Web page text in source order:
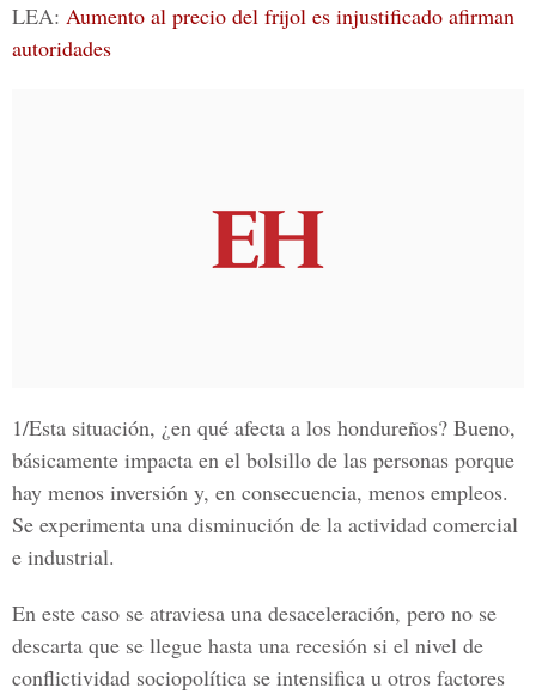
LEA: Aumento al precio del frijol es injustificado afirman
autoridades
1/Esta situación, ¿en qué afecta a los hondureños? Bueno,
básicamente impacta en el bolsillo de las personas porque
hay menos inversión y, en consecuencia, menos empleos.
Se experimenta una disminución de la actividad comercial
e industrial.
En este caso se atraviesa una desaceleración, pero no se
descarta que se llegue hasta una recesión si el nivel de
conflictividad sociopolítica se intensifica u otros factores